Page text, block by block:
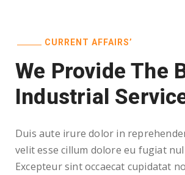
CURRENT AFFAIRS’
We Provide The
Industrial
Duis aute irure dolor in
velit esse cillum dolore eu fugiat
Excepteur sint occaecat cupidatat